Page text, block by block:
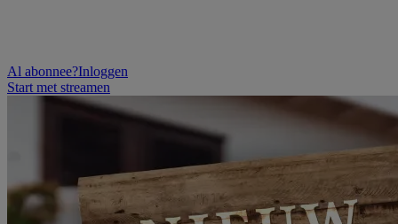
Al abonnee?Inloggen
Start met streamen